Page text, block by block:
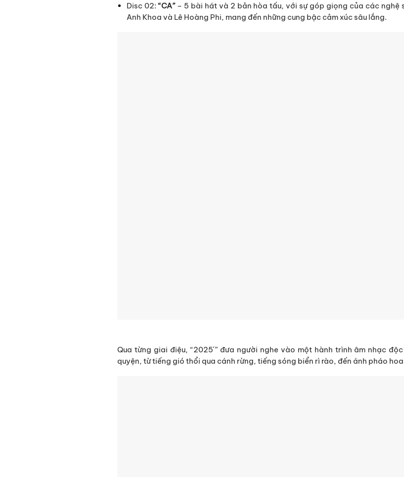
Disc 02:“CA”– 5 bài hát và 2 bản hòa tấu, với sự góp giọng của các nghệ
Anh Khoa và Lê Hoàng Phi, mang đến những cung bậc cảm xúc sâu lắng.
Qua từng giai điệu, “2025´” đưa người nghe vào một hành trình âm nhạc
quyện, từ tiếng gió thổi qua cánh rừng, tiếng sóng biển rì rào, đến ánh pháo